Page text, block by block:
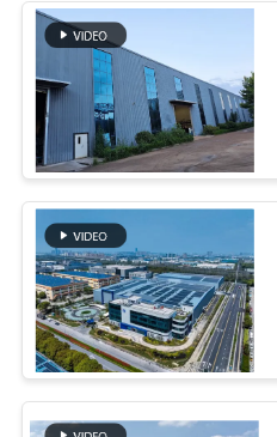
जस्ती स्टील
कार शोरूम